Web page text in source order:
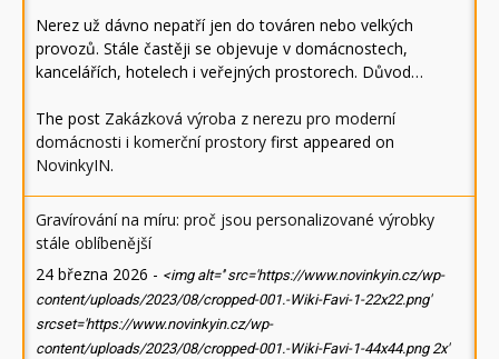
Nerez už dávno nepatří jen do továren nebo velkých
provozů. Stále častěji se objevuje v domácnostech,
kancelářích, hotelech i veřejných prostorech. Důvod…
The post Zakázková výroba z nerezu pro moderní
domácnosti i komerční prostory first appeared on
NovinkyIN.
Gravírování na míru: proč jsou personalizované výrobky
stále oblíbenější
24 března 2026 - <img alt='' src='https://www.novinkyin.cz/wp-
content/uploads/2023/08/cropped-001.-Wiki-Favi-1-22x22.png'
srcset='https://www.novinkyin.cz/wp-
content/uploads/2023/08/cropped-001.-Wiki-Favi-1-44x44.png 2x'